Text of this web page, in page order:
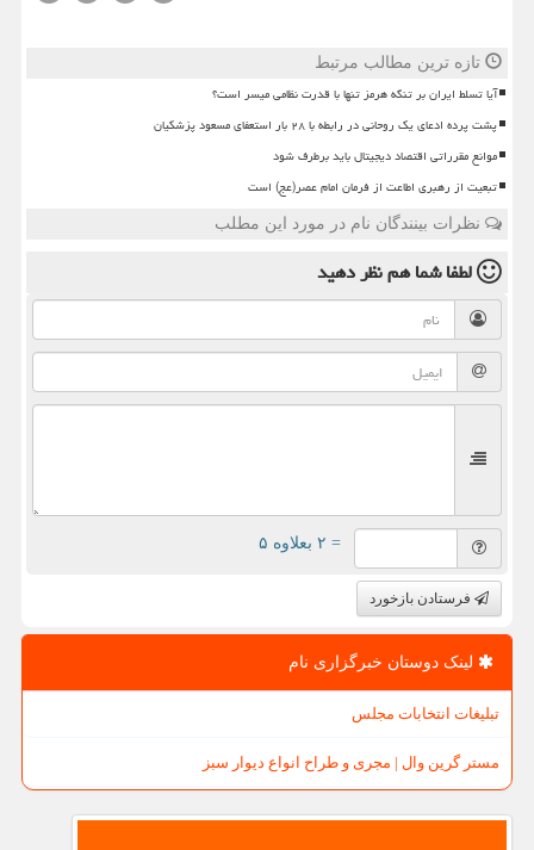
تازه ترین مطالب مرتبط
آیا تسلط ایران بر تنگه هرمز تنها با قدرت نظامی میسر است؟
پشت پرده ادعای یک روحانی در رابطه با ۲۸ بار استعفای مسعود پزشکیان
موانع مقرراتی اقتصاد دیجیتال باید برطرف شود
تبعیت از رهبری اطاعت از فرمان امام عصر(عج) است
نظرات بینندگان نام در مورد این مطلب
لطفا شما همنظر دهید
= ۲ بعلاوه ۵
فرستادن بازخورد
لینک دوستان خبرگزاری نام
تبلیغات انتخابات مجلس
مستر گرین وال | مجری و طراح انواع دیوار سبز